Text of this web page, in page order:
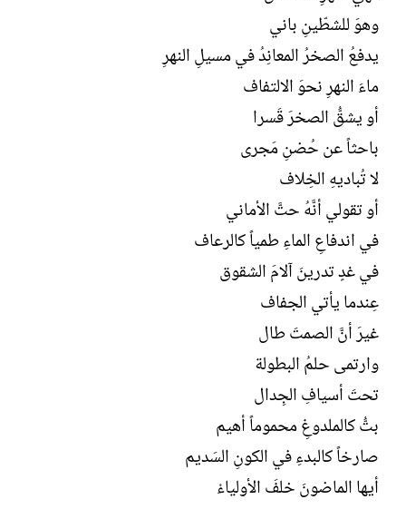
وهوَ للشطّينِ باني
يدفعُ الصخرُ المعانِدُ في مسيلِ النهرِ
ماءَ النهرِ نحوَ الالتفاف
أو يشقُّ الصخرَ قَسرا
باحثاً عن حُضنِ مَجرى
لا تُباديهِ الخِلاف
أو تقولي أنَّهُ حتَّ الأماني
في اندفاعِ الماءِ طمياً كالرعاف
في غدٍ تدرينَ آلامَ الشقوق
عِندما يأتي الجفاف
غيرَ أنَّ الصمتَ طال
وارتمى حلمُ البطولة
تحتَ أسيافِ الجِدال
بتُّ كالملدوغِ محموماً أهيم
صارخاً كالبدءِ في الكونِ السَديم
أيها الماضونَ خلفَ الأولياءْ